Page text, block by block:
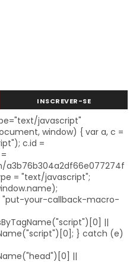
INSCREVER-SE
javascript"
window) { var a, c =
c.id =
a3b76b304a2df66e077274f
= "text/javascript";
"put-your-callback-macro-
||
} catch (e)
||